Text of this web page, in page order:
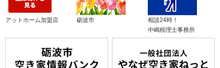
アットホーム加盟店 砺波市
相談24時！
中嶋税理士事務所